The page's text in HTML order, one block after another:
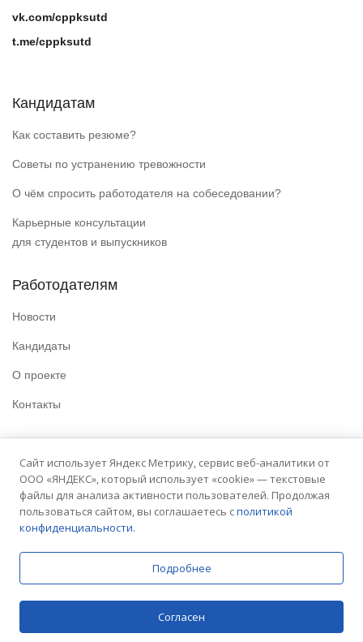
vk.com/cppksutd
t.me/cppksutd
Кандидатам
Как составить резюме?
Советы по устранению тревожности
О чём спросить работодателя на собеседовании?
Карьерные консультации
для студентов и выпускников
Работодателям
Новости
Кандидаты
О проекте
Контакты
Политика конфиденциальности
Условия использования
Сайт университета
© 2025 Embit. Все права защищены.
Сайт использует Яндекс Метрику, сервис веб-аналитики от
ООО «ЯНДЕКС», который использует «cookie» — текстовые
файлы для анализа активности пользователей. Продолжая
пользоваться сайтом, вы соглашаетесь сполитикой
конфиденциальности.
Подробнее
Согласен